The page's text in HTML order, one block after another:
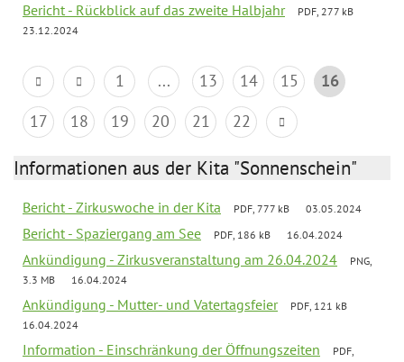
Bericht - Rückblick auf das zweite Halbjahr
PDF, 277 kB
23.12.2024
1 ... 13 14 15
16
17
18 19 20 21 22
Informationen aus der Kita "Sonnenschein"
Bericht - Zirkuswoche in der Kita PDF, 777 kB 03.05.2024
Bericht - Spaziergang am See PDF, 186 kB 16.04.2024
Ankündigung - Zirkusveranstaltung am 26.04.2024
PNG,
3.3 MB
16.04.2024
Ankündigung - Mutter- und Vatertagsfeier
PDF, 121 kB
16.04.2024
Information - Einschränkung der Öffnungszeiten
PDF,